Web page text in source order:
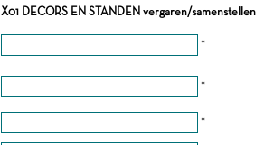
X01 DECORS EN STANDEN vergaren/samenstellen
*
*
*